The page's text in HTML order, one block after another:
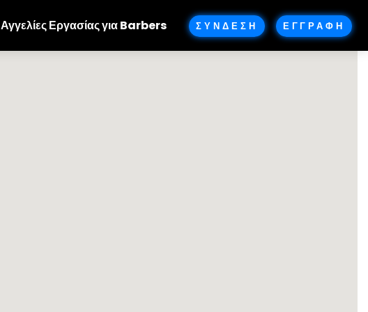
Αγγελίες Εργασίας για Barbers ΣΥΝΔΕΣΗ ΕΓΓΡΑΦΗ